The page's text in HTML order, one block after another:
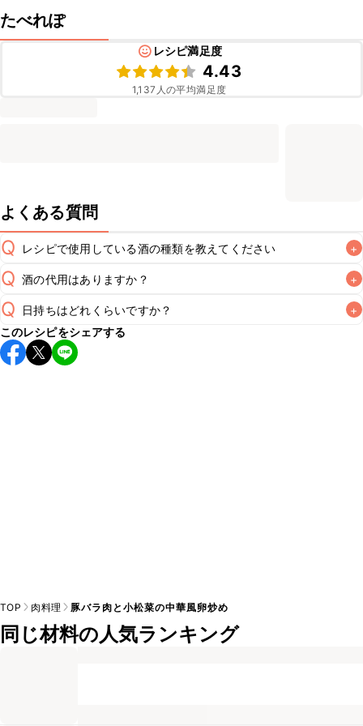
たべれぽ
レシピ満足度
4.43
1,137 人の平均満足度
よくある質問
Q レシピで使用している酒の種類を教えてください +
A
Q 酒の代用はありますか？ +
A
Q 日持ちはどれくらいですか？ +
保存期間は冷蔵で翌日中が目安です。なるべくお早めにお召
し上がりください。
このレシピをシェアする
TOP 肉料理 豚バラ肉と小松菜の中華風卵炒め
同じ材料の人気ランキング